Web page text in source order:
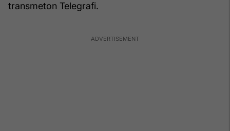
transmeton Telegrafi.